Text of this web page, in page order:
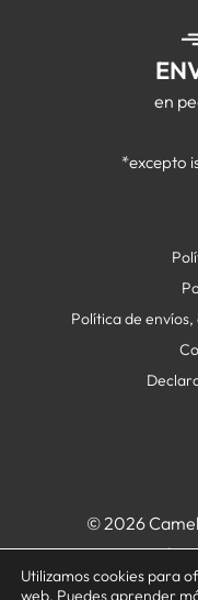
en
*excepto
Política de
© 2026
Utilizamos cookies para
web. Puedes aprender